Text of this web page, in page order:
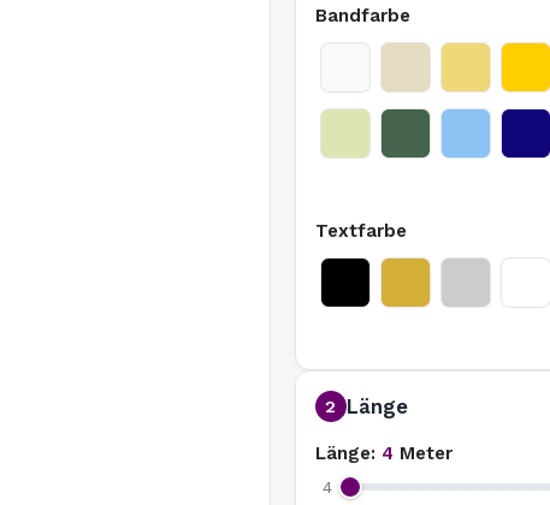
Bandfarbe
Textfarbe
2 Länge
Länge: 4 Meter
4